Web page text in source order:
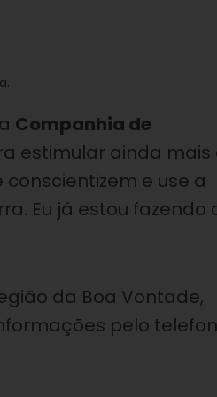
Companhia de
estimular ainda mais
e use a
Eu já estou fazendo
da Boa Vontade,
pelo